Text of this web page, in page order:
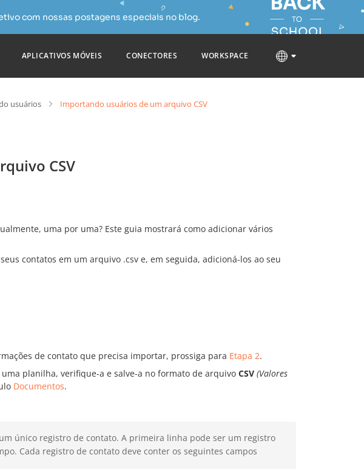
com nossas postagens especiais no blog.
APLICATIVOS MÓVEIS CONECTORES WORKSPACE
usuários Importando usuários de um arquivo CSV
CSV
uma por uma? Este guia mostrará como adicionar vários
contatos em um arquivo .csv e, em seguida, adicioná-los ao seu
de contato que precisa importar, prossiga para Etapa 2.
planilha, verifique-a e salve-a no formato de arquivo CSV (Valores
Documentos.
único registro de contato. A primeira linha pode ser um registro
Cada registro de contato deve conter os seguintes campos